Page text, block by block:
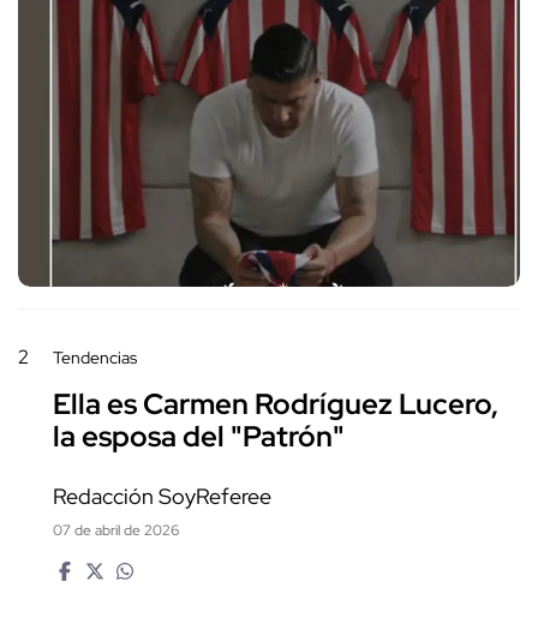
2 Tendencias
Ella es Carmen Rodríguez Lucero,
la esposa del "Patrón"
Redacción SoyReferee
07 de abril de 2026